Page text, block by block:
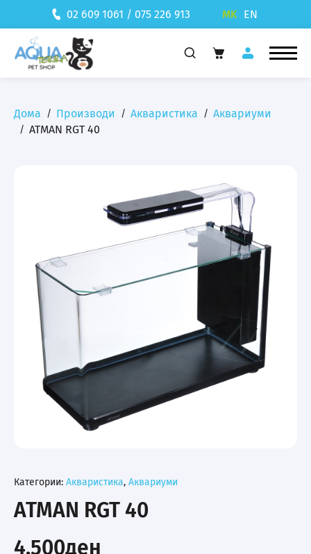
02 609 1061 / 075 226 913 MK EN
Дома Производи Акваристика
Аквариуми
ATMAN RGT 40
Категории: Акваристика, Аквариуми
ATMAN RGT 40
4.500ден